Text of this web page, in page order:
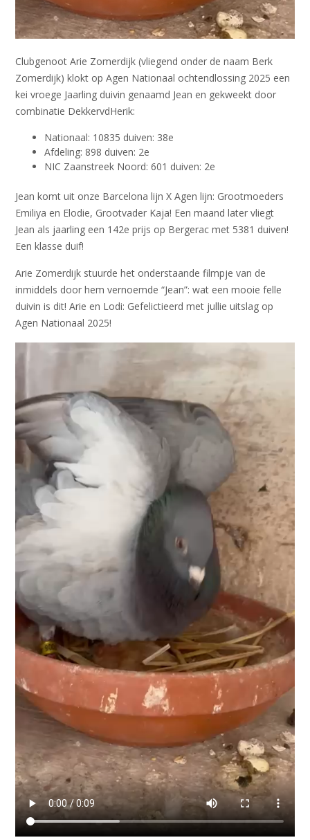
Clubgenoot Arie Zomerdijk (vliegend onder de naam Berk
Zomerdijk) klokt op Agen Nationaal ochtendlossing 2025 een
kei vroege Jaarling duivin genaamd Jean en gekweekt door
combinatie DekkervdHerik:
Nationaal: 10835 duiven: 38e
Afdeling: 898 duiven: 2e
NIC Zaanstreek Noord: 601 duiven: 2e
Jean komt uit onze Barcelona lijn X Agen lijn: Grootmoeders
Emiliya en Elodie, Grootvader Kaja! Een maand later vliegt
Jean als jaarling een 142e prijs op Bergerac met 5381 duiven!
Een klasse duif!
Arie Zomerdijk stuurde het onderstaande filmpje van de
inmiddels door hem vernoemde “Jean”: wat een mooie felle
duivin is dit! Arie en Lodi: Gefelictieerd met jullie uitslag op
Agen Nationaal 2025!